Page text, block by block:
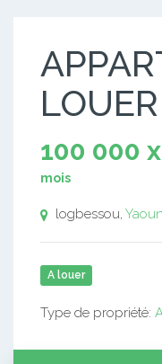
LOUER
100 000
mois
logbessou,
A louer
Type de propriété: